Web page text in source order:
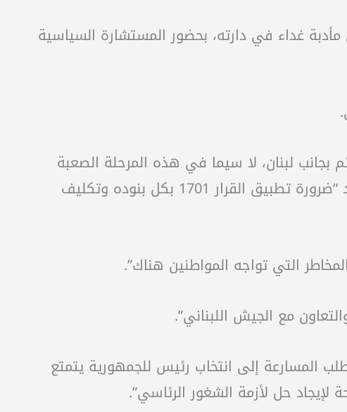
غداء في دارته، بحضور المستشارة السياسية
بجانب لبنان، لا سيما في هذه المرحلة الصعبة
من تاريخ البلد”، ثمن “الجهود الفرنسية المبذولة لتحييد لبنان عن صراعات المنطقة”، مجددا تأكيد “ضرورة تطبيق القرار 1701 بكل بنوده وتكليف
التي تواجه المواطنين هناك”.
مع الجيش اللبناني”.
المسارعة إلى انتخاب رئيس للجمهورية يتمتع
حل لأزمة الشغور الرئاسي”.